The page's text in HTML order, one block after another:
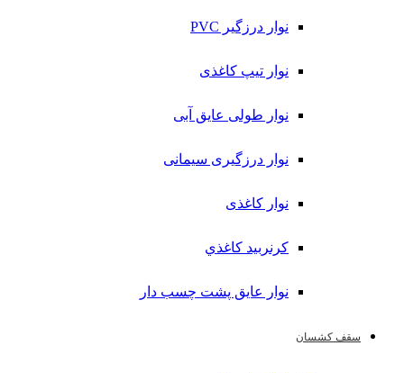
نوار درزگیر PVC
نوار تیپ کاغذی
نوار طولی عايق آبی
نوار درزگیری سیمانی
نوار کاغذی
کرنربید کاغذي
نوار عایق پشت چسب دار
سقف کشسان